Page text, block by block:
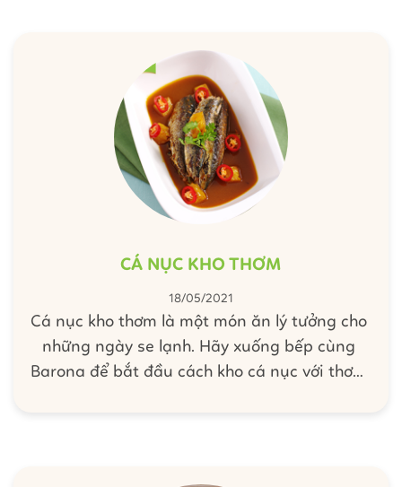
CÁ NỤC KHO THƠM
18/05/2021
Cá nục kho thơm là một món ăn lý tưởng cho
những ngày se lạnh. Hãy xuống bếp cùng
Barona để bắt đầu cách kho cá nục với thơm